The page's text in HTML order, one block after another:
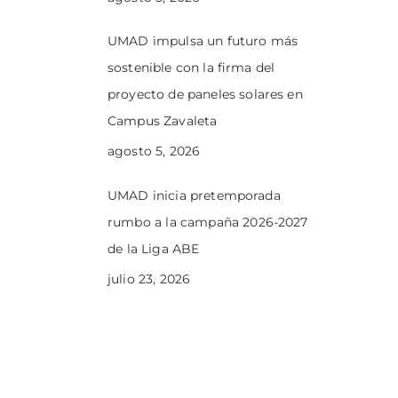
UMAD impulsa un futuro más
sostenible con la firma del
proyecto de paneles solares en
Campus Zavaleta
agosto 5, 2026
UMAD inicia pretemporada
rumbo a la campaña 2026-2027
de la Liga ABE
julio 23, 2026